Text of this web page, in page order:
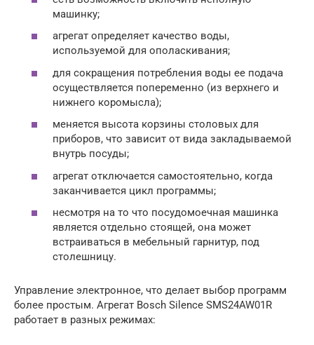
машинку;
агрегат определяет качество воды,
используемой для ополаскивания;
для сокращения потребления воды ее подача
осуществляется попеременно (из верхнего и
нижнего коромысла);
меняется высота корзины столовых для
приборов, что зависит от вида закладываемой
внутрь посуды;
агрегат отключается самостоятельно, когда
заканчивается цикл программы;
несмотря на то что посудомоечная машинка
является отдельно стоящей, она может
встраиваться в мебельный гарнитур, под
столешницу.
Управление электронное, что делает выбор программ
более простым. Агрегат Bosch Silence SMS24AW01R
работает в разных режимах: